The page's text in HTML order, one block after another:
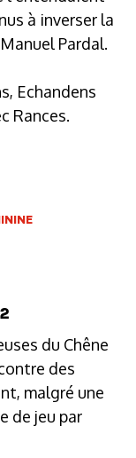
à inverser la
Pardal.
Echandens
Rances.
du Chêne
des
malgré une
de jeu par